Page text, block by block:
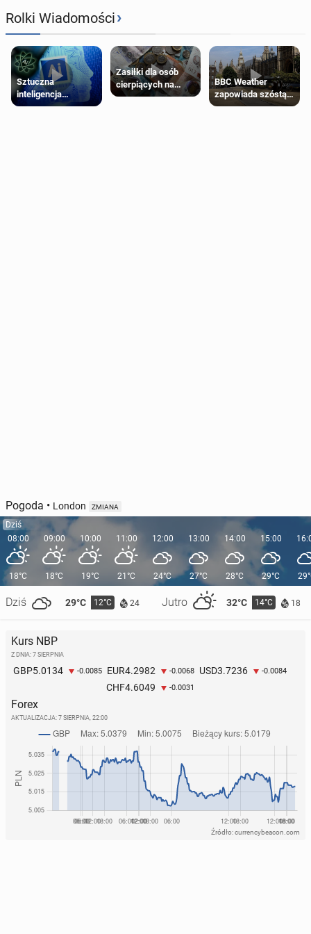
Rolki Wiadomości›
Sztuczna
inteligencja
próbowała oszukać
Zasiłki dla osób
cierpiących na
schorzenia
BBC Weather
zapowiada szóstą
falę upałów w
Pogoda • London ZMIANA
Dziś
08:00
18°C
Dziś 29°C 12°C 24 Jutro 32°C 14°C 18
09:00
18°C
10:00
19°C
11:00
21°C
12:00
24°C
13:00
27°C
14:00
28°C
15:00
29°C
Kurs NBP
Z DNIA: 7 SIERPNIA
GBP5.0134 -0.0085 EUR4.2982 -0.0068 USD3.7236 -0.0084
CHF4.6049 -0.0031
Forex
AKTUALIZACJA: 7 SIERPNIA, 22:00
Źródło: currencybeacon.com